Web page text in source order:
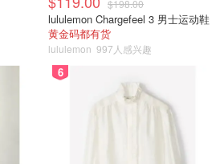
元至6,000元。
在1,000元至18,000元之间。卧室
带镜子的梳妆台，使空间实用。添加
头柜和遮光窗帘可使空间更加舒适。
$198.00
lululemon Chargefeel 3 男士运动鞋
黄金码都有货
lululemon 997人感兴趣
6